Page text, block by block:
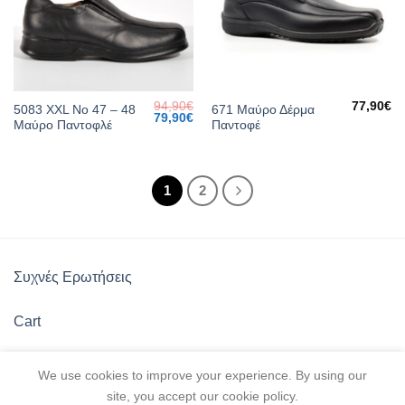
5083 XXL Νο 47 – 48
Μαύρο Παντοφλέ
94,90€
Original
price
79,90€Current
price
671 Μαύρο Δέρμα
Παντοφέ
77,90€
1 2
Συχνές Ερωτήσεις
Cart
We use cookies to improve your experience. By using our
site, you accept our cookie policy.